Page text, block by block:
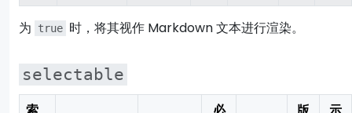
为 true 时，将其视作 Markdown 文本进行渲染。
selectable